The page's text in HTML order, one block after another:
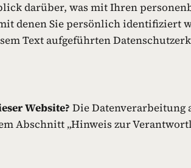
darüber, was mit Ihren
denen Sie persönlich
Text aufgeführten
Website? Die Datenverarbeitung
Abschnitt „Hinweis zur